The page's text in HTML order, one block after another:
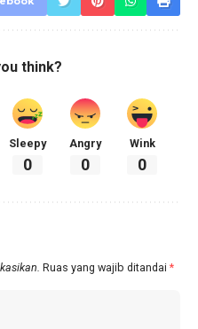
think?
Sleepy
0
Angry
0
Wink
0
Ruas yang wajib ditandai *